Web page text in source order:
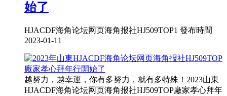
始了
HJACDF海角论坛网页海角报社HJ509TOP1 發布時間
2023-01-11
越努力，越幸運，你有多努力，就有多特殊！2023山東
HJACDF海角论坛网页海角报社HJ509TOP廠家孝心拜年